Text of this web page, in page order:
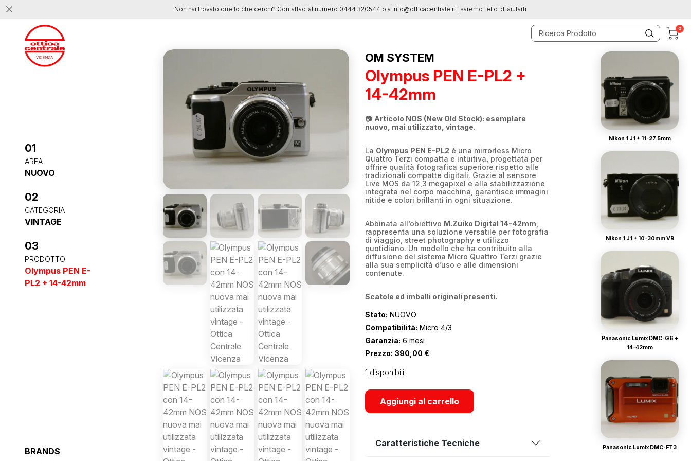
0
01
AREA
NUOVO
02
CATEGORIA
VINTAGE
03
PRODOTTO
Olympus PEN E-
PL2 + 14-42mm
BRANDS
OM SYSTEM
Olympus PEN E-PL2 +
14-42mm
📷 Articolo NOS (New Old Stock): esemplare
nuovo, mai utilizzato, vintage.
La Olympus PEN E-PL2 è una mirrorless Micro
Quattro Terzi compatta e intuitiva, progettata per
offrire qualità fotografica superiore rispetto alle
tradizionali compatte digitali. Grazie al sensore
Live MOS da 12,3 megapixel e alla stabilizzazione
integrata nel corpo macchina, garantisce immagini
nitide e colori brillanti in ogni situazione.
Abbinata all’obiettivo M.Zuiko Digital 14-42mm
rappresenta una soluzione versatile per fotografia
di viaggio, street photography e utilizzo
quotidiano. Un modello che ha contribuito alla
diffusione del sistema Micro Quattro Terzi grazie
alla sua semplicità d’uso e alle dimensioni
contenute.
Scatole ed imballi originali presenti.
Stato: NUOVO
Compatibilità: Micro 4/3
Garanzia: 6 mesi
Prezzo: 390,00 €
1 disponibili
Aggiungi al carrello
Caratteristiche Tecniche
Nikon 1 J1 + 11-27.5mm
Nikon 1 J1 + 10-30mm VR
Panasonic Lumix DMC-G6 +
14-42mm
Panasonic Lumix DMC-FT3
Non hai trovato quello che cerchi? Contattaci al numero 0444 320544 o a info@otticacentrale.it| saremo felici di aiutarti